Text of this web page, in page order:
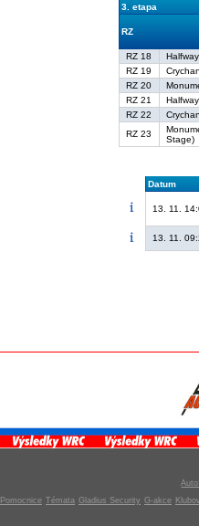
3. etapa
RZ
RZ 18
RZ 19
RZ 20
RZ 21
RZ 22
RZ 23
Stage)
Datum
13. 11.
13. 11.
Pomocnice Témata Gladius Security G-akce